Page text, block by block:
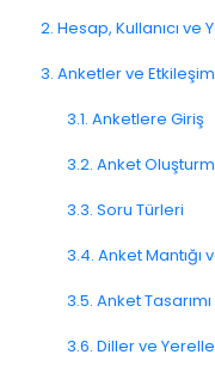
1.1. Platforma
1.3. Navigasyon ve
2. Hesap, Kullanıcı ve
2.1 Hesap Ayarları
2.2. Kullanıcı
2.3. Roller ve İzinler
2.4. Ekipler, Birimler
2.5. Erişim
2.6. Bildirimler ve
3. Anketler ve
3.1. Anketlere Giriş
3.2. Anket
3.3. Soru Türleri
3.4. Anket Mantığı
3.5. Anket
3.6. Diller ve